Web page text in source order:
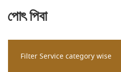
পোৎ পিবা
Filter Service category wise